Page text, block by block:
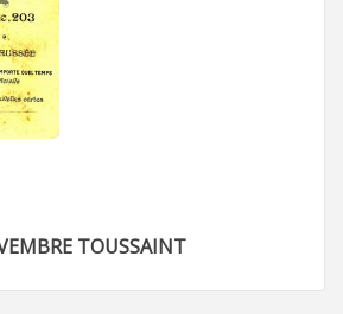
TOUSSAINT